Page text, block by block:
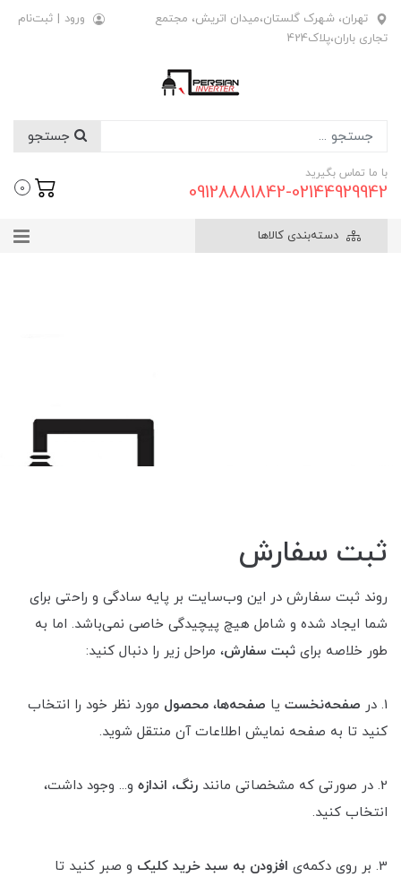
تهران، شهرک گلستان،میدان اتریش، مجتمع
تجاری باران،پلاک424
ورود | ثبت‌نام
با ما تماس بگیرید
09128881842-02144929942
0
دسته‌بندی کالاها
ثبت سفارش
روند ثبت سفارش در این وب‌سایت بر پایه سادگی و راحتی برای
شما ایجاد شده و شامل هیچ پیچیدگی خاصی نمی‌باشد. اما به
طور خلاصه برای ثبت سفارش، مراحل زیر را دنبال کنید:
1. در صفحه‌نخست یا صفحه‌ها، محصول مورد نظر خود را انتخاب
کنید تا به صفحه نمایش اطلاعات آن منتقل شوید.
2. در صورتی که مشخصاتی مانند رنگ، اندازه و... وجود داشت،
انتخاب کنید.
3. بر روی دکمه‌ی افزودن به سبد خرید کلیک و صبر کنید تا